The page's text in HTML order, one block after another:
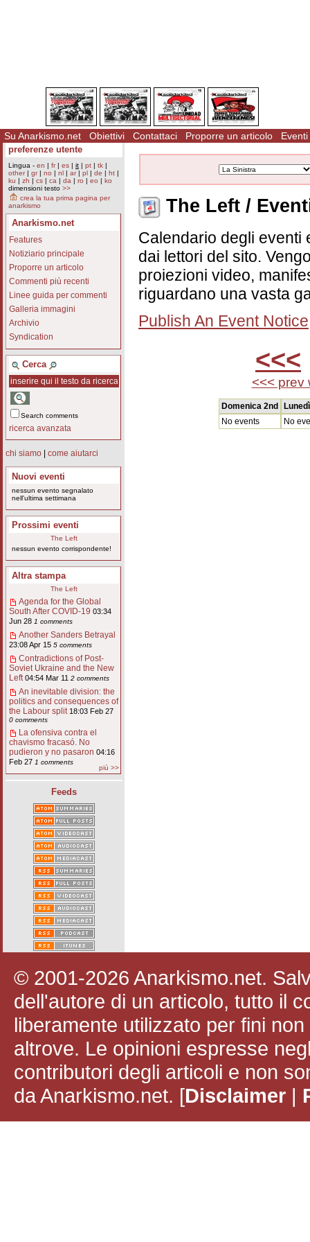
Su Anarkismo.net Obiettivi Contattaci Proporre un articolo Eventi
preferenze utente
Lingua - en | fr| es | it | pt | tk |
other| gr| no | nl | ar| pl | de | ht |
ku | zh | cs | ca | da | ro | eo | ko
dimensioni testo >>
crea la tua prima pagina per
anarkismo
Anarkismo.net
Features
Notiziario principale
Proporre un articolo
Commenti più recenti
Linee guida per commenti
Galleria immagini
Archivio
Syndication
Cerca
Search comments
ricerca avanzata
chi siamo come aiutarci
Nuovi eventi
nessun evento segnalato
nell'ultima settimana
Prossimi eventi
The Left
nessun evento corrispondente!
Altra stampa
The Left
Agenda for the Global
South After COVID-19 03:34
Jun 28 1 comments
Another Sanders Betrayal
23:08 Apr 15 5 comments
Contradictions of Post-
Soviet Ukraine and the New
Left 04:54 Mar 11 2 comments
An inevitable division: the
politics and consequences of
the Labour split 18:03 Feb 27
0 comments
La ofensiva contra el
chavismo fracasó. No
pudieron y no pasaron 04:16
Feb 27 1 comments
più >>
Feeds
The Left /
Calendario degli eventi
dai lettori del sito.
proiezioni video,
riguardano una vasta
Publish An Event Notice
<<<
<<< prev
Domenica 2nd
No events
No
© 2001-2026 Anarkismo.net.
dell'autore di un articolo, tutto il
liberamente utilizzato per fini
altrove. Le opinioni espresse
contributori degli articoli e non
da Anarkismo.net. [Disclaimer |